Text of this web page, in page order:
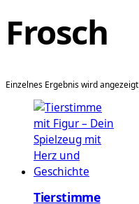
Frosch
Einzelnes Ergebnis wird angezeigt
Tierstimme